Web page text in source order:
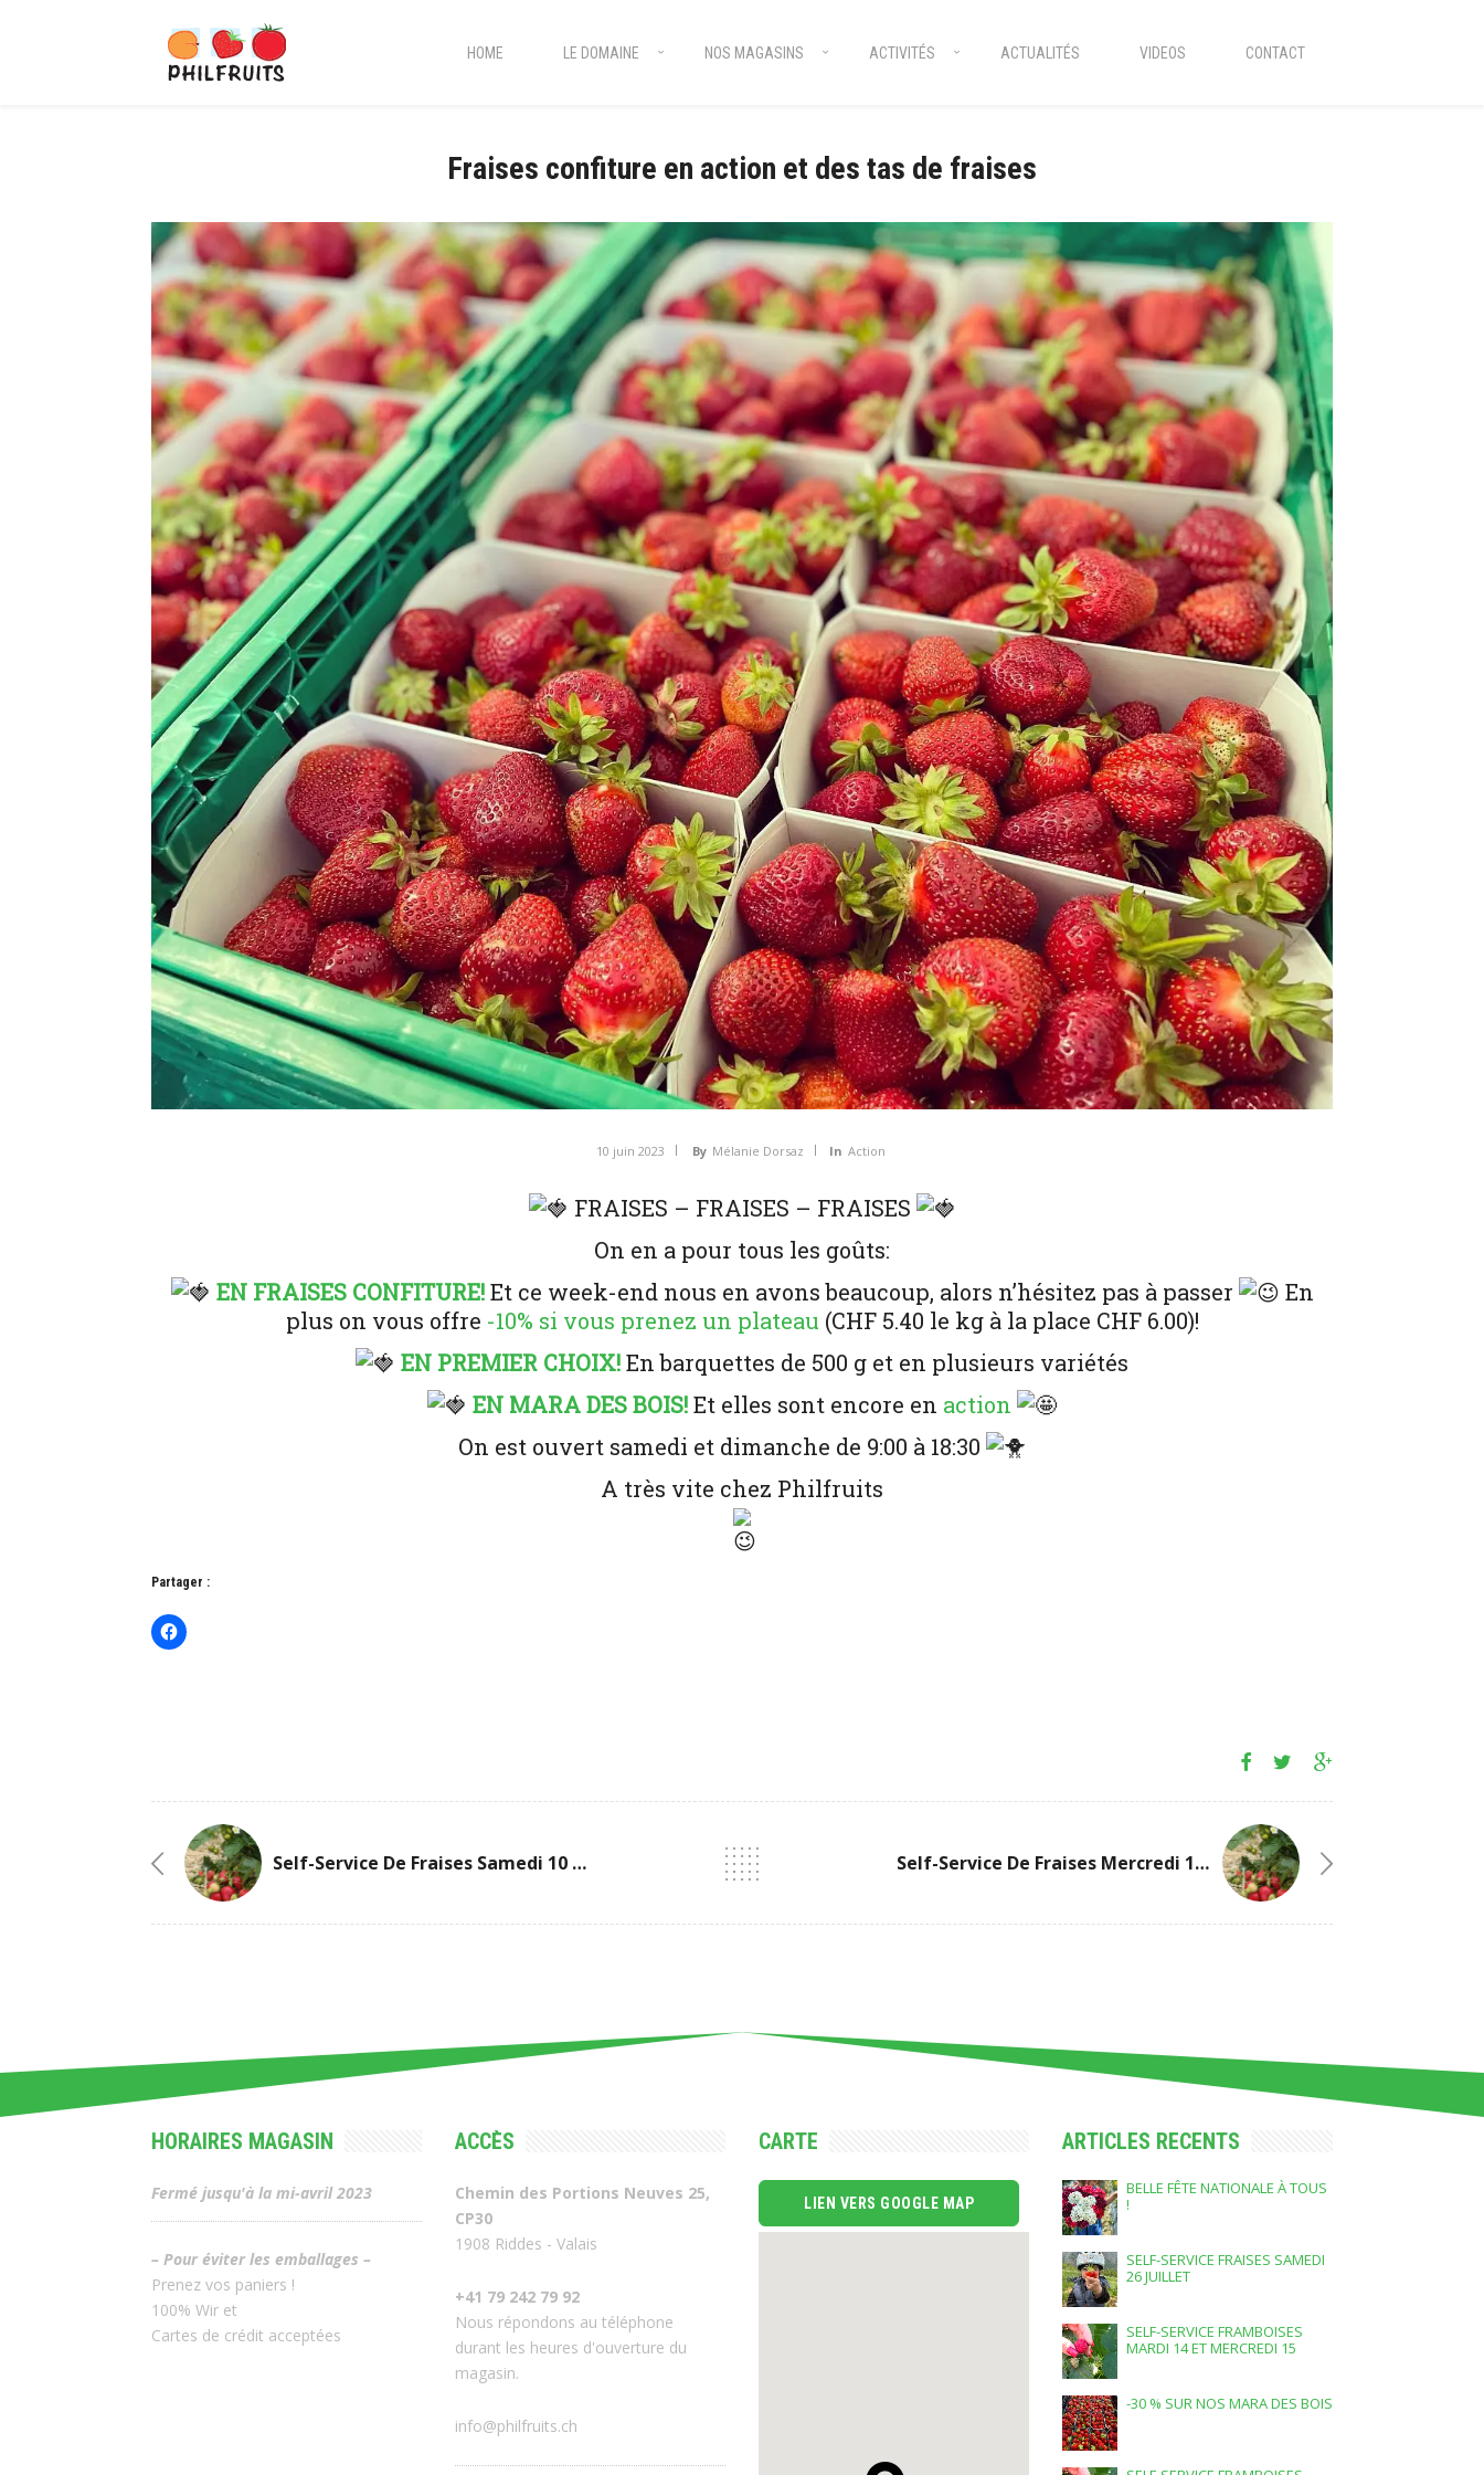
HOME LE DOMAINE NOS MAGASINS ACTIVITÉS ACTUALITÉS VIDEOS CONTACT
Fraises confiture en action et des tas de fraises
10 juin 2023 By Mélanie Dorsaz In Action
FRAISES – FRAISES – FRAISES
On en a pour tous les goûts:
EN FRAISES CONFITURE!Et ce week-end nous en avons beaucoup, alors n’hésitez pas à passer
En
plus on vous offre -10% si vous prenez un plateau (CHF 5.40 le kg à la place CHF 6.00)!
EN PREMIER CHOIX!En barquettes de 500 g et en plusieurs variétés
EN MARA DES BOIS!Et elles sont encore en action
On est ouvert samedi et dimanche de 9:00 à 18:30
A très vite chez Philfruits
Partager :
Self-Service De Fraises Samedi 10 Juin De 9:00 À 12:00 Self-Service De Fraises Mercredi 14 Juin De 14:30 À 18:00
HORAIRES MAGASIN
Fermé jusqu'à la mi-avril 2023
– Pour éviter les emballages –
Prenez vos paniers !
100% Wir et
Cartes de crédit acceptées
ACCÈS
Chemin des Portions Neuves 25,
CP30
1908 Riddes - Valais
+41 79 242 79 92
Nous répondons au téléphone
durant les heures d'ouverture du
magasin.
info@philfruits.ch
CARTE
LIEN VERS GOOGLE MAP
ARTICLES RECENTS
BELLE FÊTE NATIONALE À TOUS
!
SELF-SERVICE FRAISES SAMEDI
26 JUILLET
SELF-SERVICE FRAMBOISES
MARDI 14 ET MERCREDI 15
-30 % SUR NOS MARA DES BOIS